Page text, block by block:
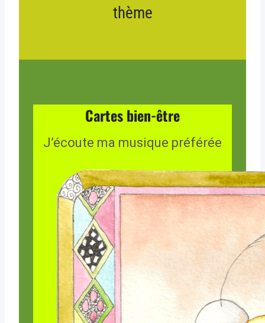
thème
Cartes bien-être
J’écoute ma musique préférée